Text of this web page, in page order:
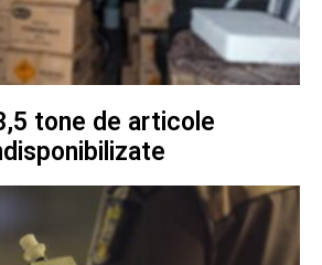
tone de articole